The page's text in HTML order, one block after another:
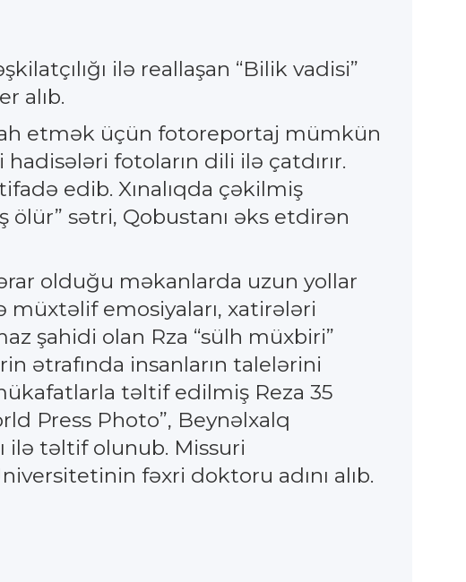
ilə reallaşan “Bilik vadisi”
alıb.
etmək üçün fotoreportaj mümkün
fotoların dili ilə çatdırır.
edib. Xınalıqda çəkilmiş
ölür” sətri, Qobustanı əks etdirən
olduğu məkanlarda uzun yollar
emosiyaları, xatirələri
şahidi olan Rza “sülh müxbiri”
ətrafında insanların talelərini
təltif edilmiş Reza 35
Press Photo”, Beynəlxalq
ilə təltif olunub. Missuri
fəxri doktoru adını alıb.